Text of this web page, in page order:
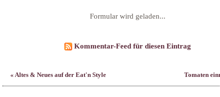
Family & Friends: